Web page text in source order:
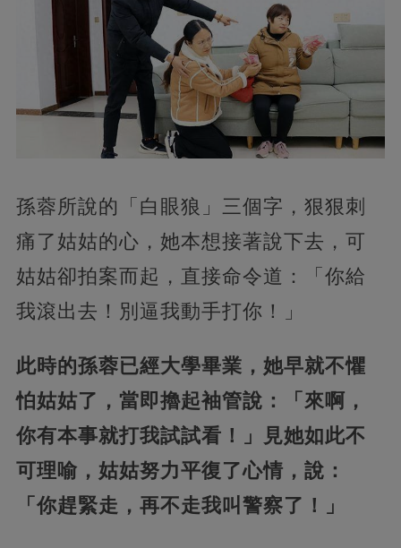
孫蓉所說的「白眼狼」三個字，狠狠刺
痛了姑姑的心，她本想接著說下去，可
姑姑卻拍案而起，直接命令道：「你給
我滾出去！別逼我動手打你！」
此時的孫蓉已經大學畢業，她早就不懼
怕姑姑了，當即擼起袖管說：「來啊，
你有本事就打我試試看！」見她如此不
可理喻，姑姑努力平復了心情，說：
「你趕緊走，再不走我叫警察了！」